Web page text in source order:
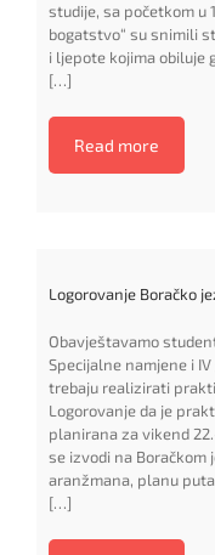
studije, sa početkom u
bogatstvo“ su snimili
i ljepote kojima obiluje
[…]
Read more
Logorovanje Boračko
Obavještavamo
Specijalne namjene i
trebaju realizirati
Logorovanje da je
planirana za vikend
se izvodi na Boračkom
aranžmana, planu
[…]